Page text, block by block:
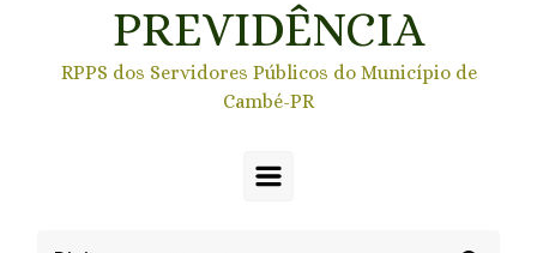
PREVIDÊNCIA
RPPS dos Servidores Públicos do Município de
Cambé-PR